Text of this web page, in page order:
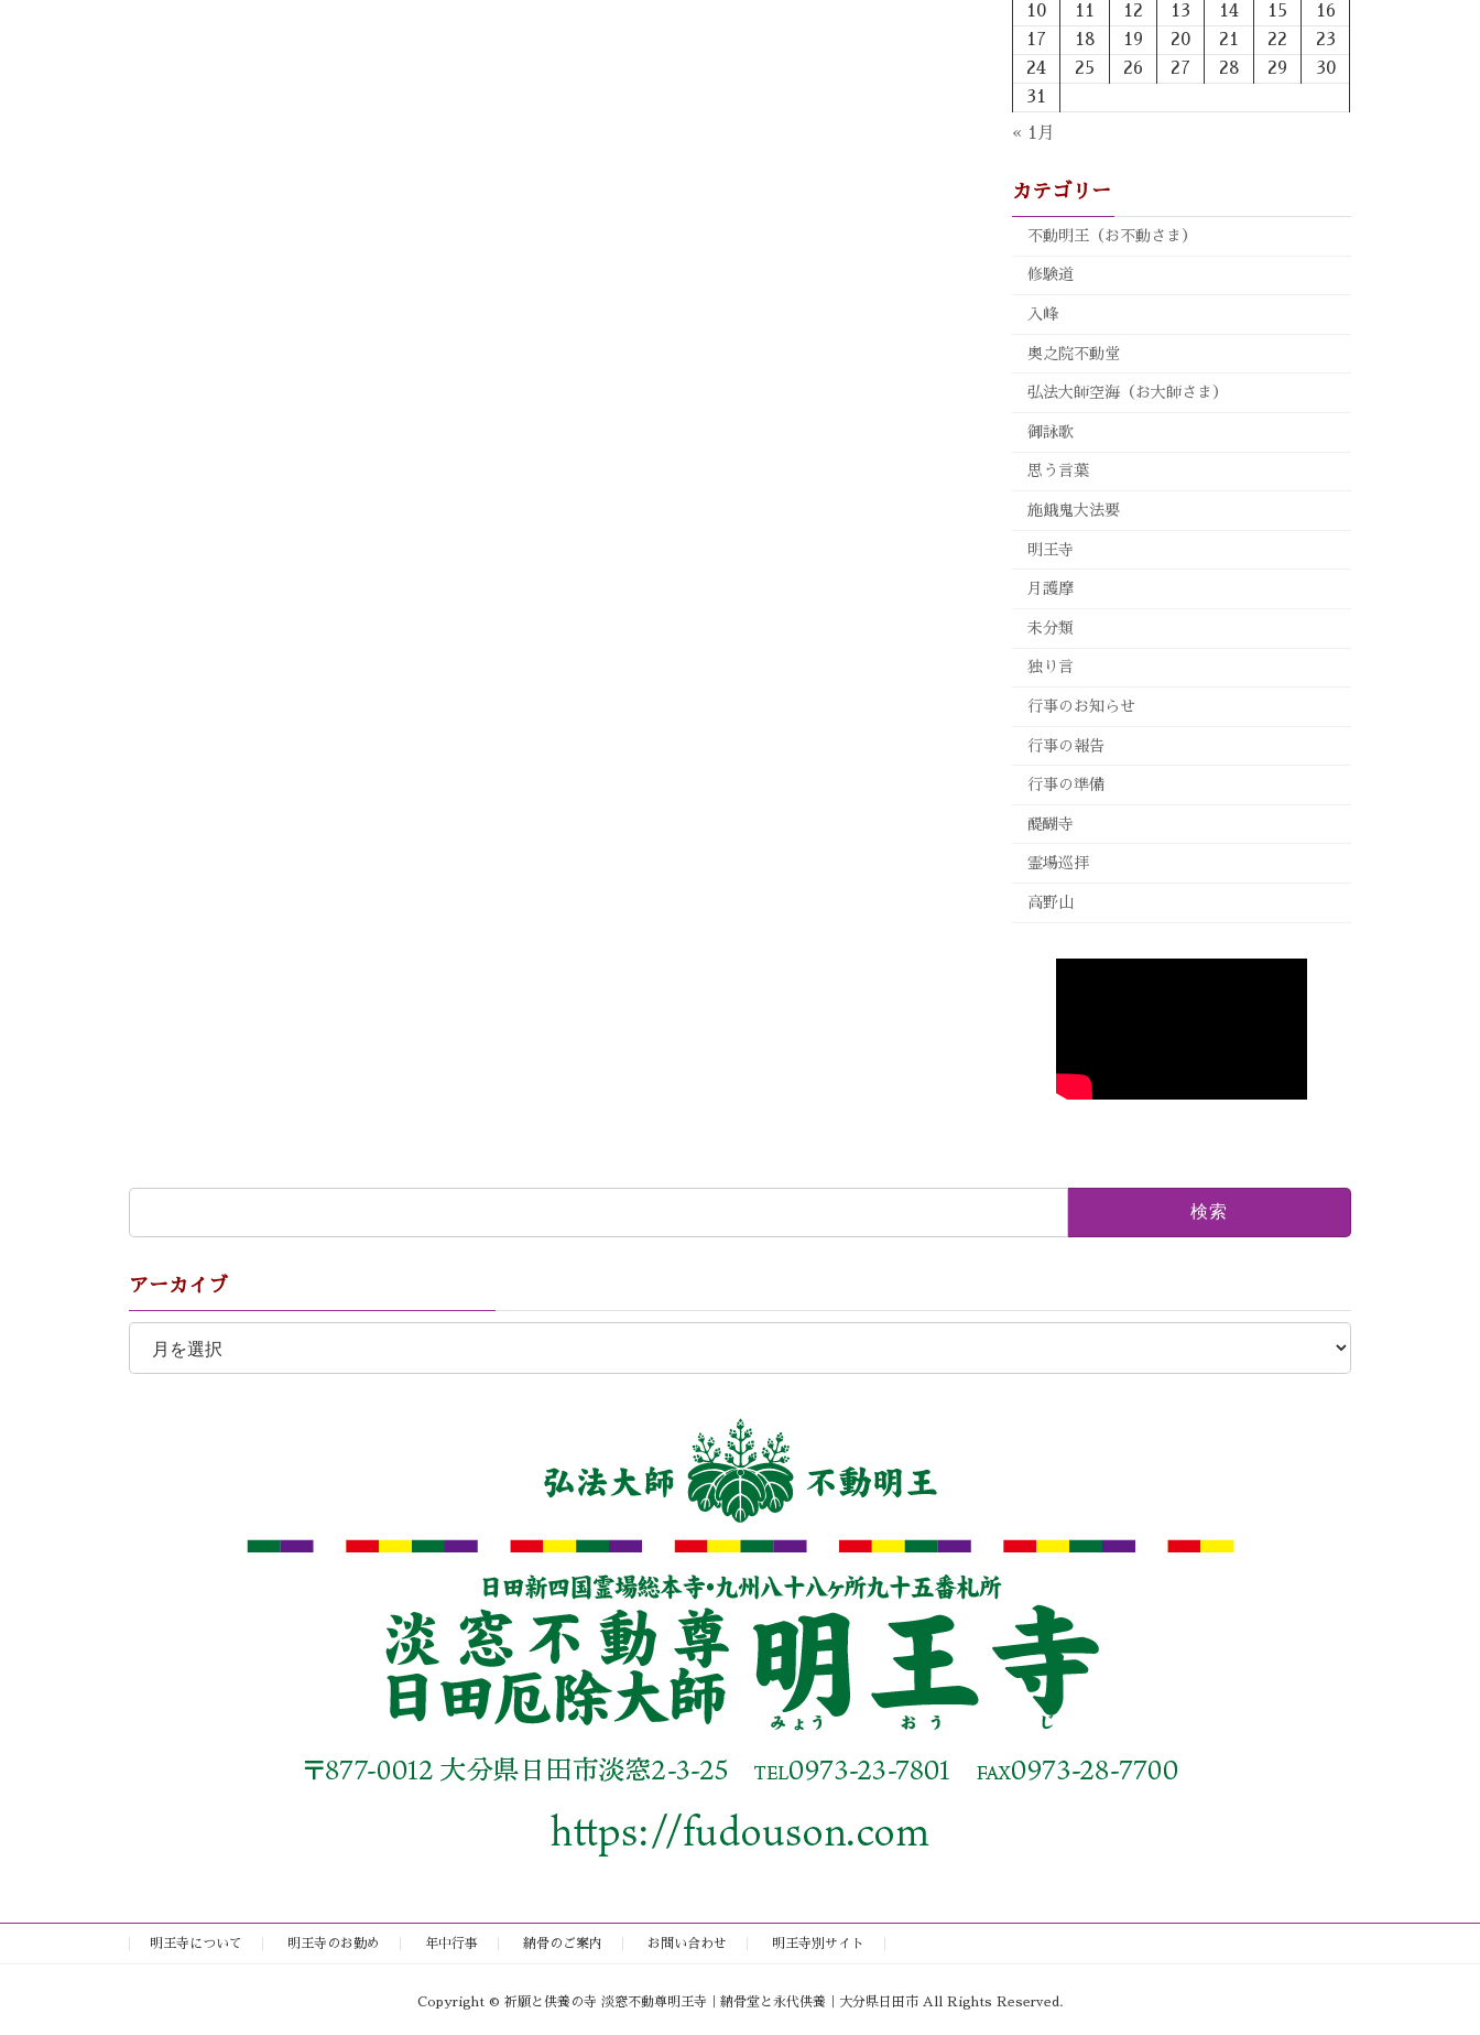
10
11 12 13 14 15
16
17
18 19 20 21 22
23
24
25 26 27 28 29
30
31
« 1月
カテゴリー
不動明王（お不動さま）
修験道
入峰
奥之院不動堂
弘法大師空海（お大師さま）
御詠歌
思う言葉
施餓鬼大法要
明王寺
月護摩
未分類
独り言
行事のお知らせ
行事の報告
行事の準備
醍醐寺
霊場巡拝
高野山
検
アーカイブ
ア
イ
明王寺について 明王寺のお勤め 年中行事 納骨のご案内 お問い合わせ 明王寺別サイト
Copyright © 祈願と供養の寺 淡窓不動尊明王寺｜納骨堂と永代供養｜大分県日田市 All Rights Reserved.